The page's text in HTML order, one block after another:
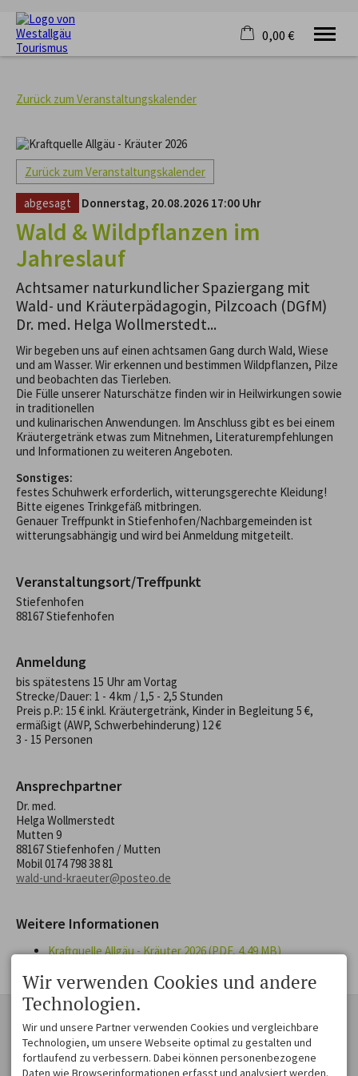
RADFAHREN
FERIENORTE
UNTERKÜNFTE
VERANSTALTUNGEN
SERVICE
0,00 €
Zurück zum Veranstaltungskalender
Zurück zum Veranstaltungskalender
abgesagt Donnerstag, 20.08.2026 17:00 Uhr
Wald & Wildpflanzen im
Jahreslauf
Achtsamer naturkundlicher Spaziergang mit
Wald- und Kräuterpädagogin, Pilzcoach (DGfM)
Dr. med. Helga Wollmerstedt...
Wir begeben uns auf einen achtsamen Gang durch Wald, Wiese
und am Wasser. Wir erkennen und bestimmen Wildpflanzen, Pilze
und beobachten das Tierleben.
Die Fülle unserer Naturschätze finden wir in Heilwirkungen sowie
in traditionellen
und kulinarischen Anwendungen. Im Anschluss gibt es bei einem
Kräutergetränk etwas zum Mitnehmen, Literaturempfehlungen
und Informationen zu weiteren Angeboten.
Sonstiges:
festes Schuhwerk erforderlich, witterungsgerechte Kleidung!
Bitte eigenes Trinkgefäß mitbringen.
Genauer Treffpunkt in Stiefenhofen/Nachbargemeinden ist
witterungsabhängig und wird bei Anmeldung mitgeteilt.
Veranstaltungsort/Treffpunkt
Stiefenhofen
88167 Stiefenhofen
Anmeldung
bis spätestens 15 Uhr am Vortag
Strecke/Dauer: 1 - 4 km / 1,5 - 2,5 Stunden
Preis p.P.: 15 € inkl. Kräutergetränk, Kinder in Begleitung 5 €,
ermäßigt (AWP, Schwerbehinderung) 12 €
3 - 15 Personen
Ansprechpartner
Dr. med.
Helga Wollmerstedt
Mutten 9
88167 Stiefenhofen / Mutten
Mobil0174 798 38 81
wald-und-kraeuter@posteo.de
Weitere Informationen
Kraftquelle Allgäu - Kräuter 2026 (PDF, 4,49 MB)
KONTAKT
Westallgäu Tourismus e. V.
Museumsplatz 1
88161 Lindenberg im Allgäu
MOSAIKLANDSCHAFT
Voralpenlandschaft voller
Schönheit und Harmonie. Die
Wir verwenden Cookies und andere
Technologien.
Wir und unsere Partner verwenden Cookies und vergleichbare
Technologien, um unsere Webseite optimal zu gestalten und
fortlaufend zu verbessern. Dabei können personenbezogene
Daten wie Browserinformationen erfasst und analysiert werden.